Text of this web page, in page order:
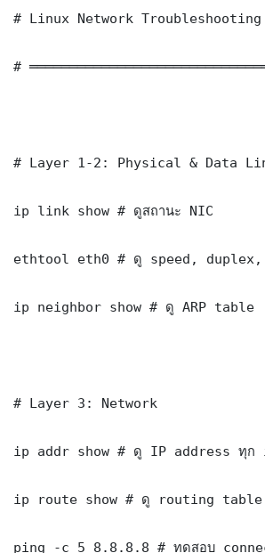
# Linux Network
#
# Layer 1-2: Physical & Data
ip link show # ดูสถานะ NIC
ethtool eth0 # ดู speed,
ip neighbor show # ดู ARP table
# Layer 3: Network
ip addr show # ดู IP address ทุ
ip route show # ดู routing table
ping -c 5 8.8.8.8 # ทดสอบ